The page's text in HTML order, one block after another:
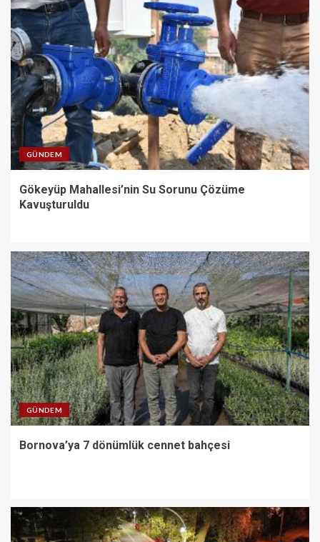
GÜNDEM
Gökeyüp Mahallesi’nin Su Sorunu Çözüme
Kavuşturuldu
GÜNDEM
Bornova’ya 7 dönümlük cennet bahçesi